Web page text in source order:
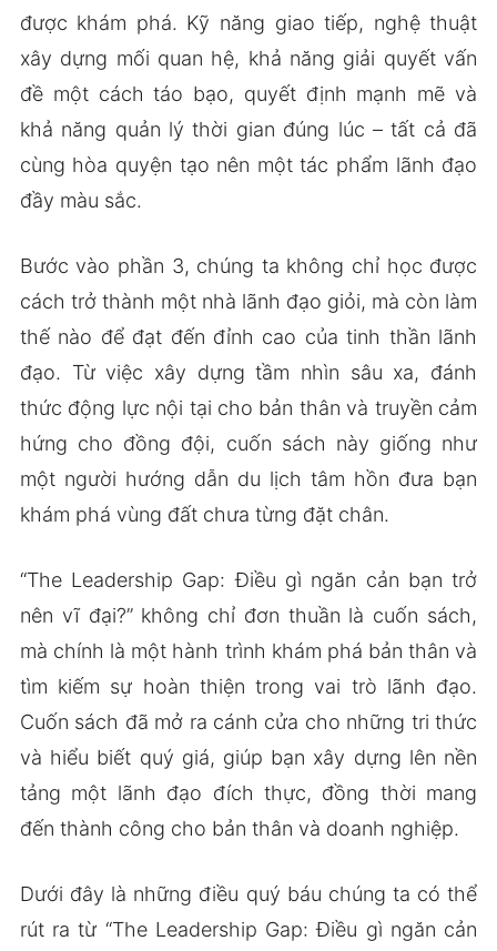
được khám phá. Kỹ năng giao tiếp, nghệ thuật
xây dựng mối quan hệ, khả năng giải quyết vấn
đề một cách táo bạo, quyết định mạnh mẽ và
khả năng quản lý thời gian đúng lúc – tất cả đã
cùng hòa quyện tạo nên một tác phẩm lãnh đạo
đầy màu sắc.
Bước vào phần 3, chúng ta không chỉ học được
cách trở thành một nhà lãnh đạo giỏi, mà còn làm
thế nào để đạt đến đỉnh cao của tinh thần lãnh
đạo. Từ việc xây dựng tầm nhìn sâu xa, đánh
thức động lực nội tại cho bản thân và truyền cảm
hứng cho đồng đội, cuốn sách này giống như
một người hướng dẫn du lịch tâm hồn đưa bạn
khám phá vùng đất chưa từng đặt chân.
“The Leadership Gap: Điều gì ngăn cản bạn trở
nên vĩ đại?” không chỉ đơn thuần là cuốn sách,
mà chính là một hành trình khám phá bản thân và
tìm kiếm sự hoàn thiện trong vai trò lãnh đạo.
Cuốn sách đã mở ra cánh cửa cho những tri thức
và hiểu biết quý giá, giúp bạn xây dựng lên nền
tảng một lãnh đạo đích thực, đồng thời mang
đến thành công cho bản thân và doanh nghiệp.
Dưới đây là những điều quý báu chúng ta có thể
rút ra từ “The Leadership Gap: Điều gì ngăn cản